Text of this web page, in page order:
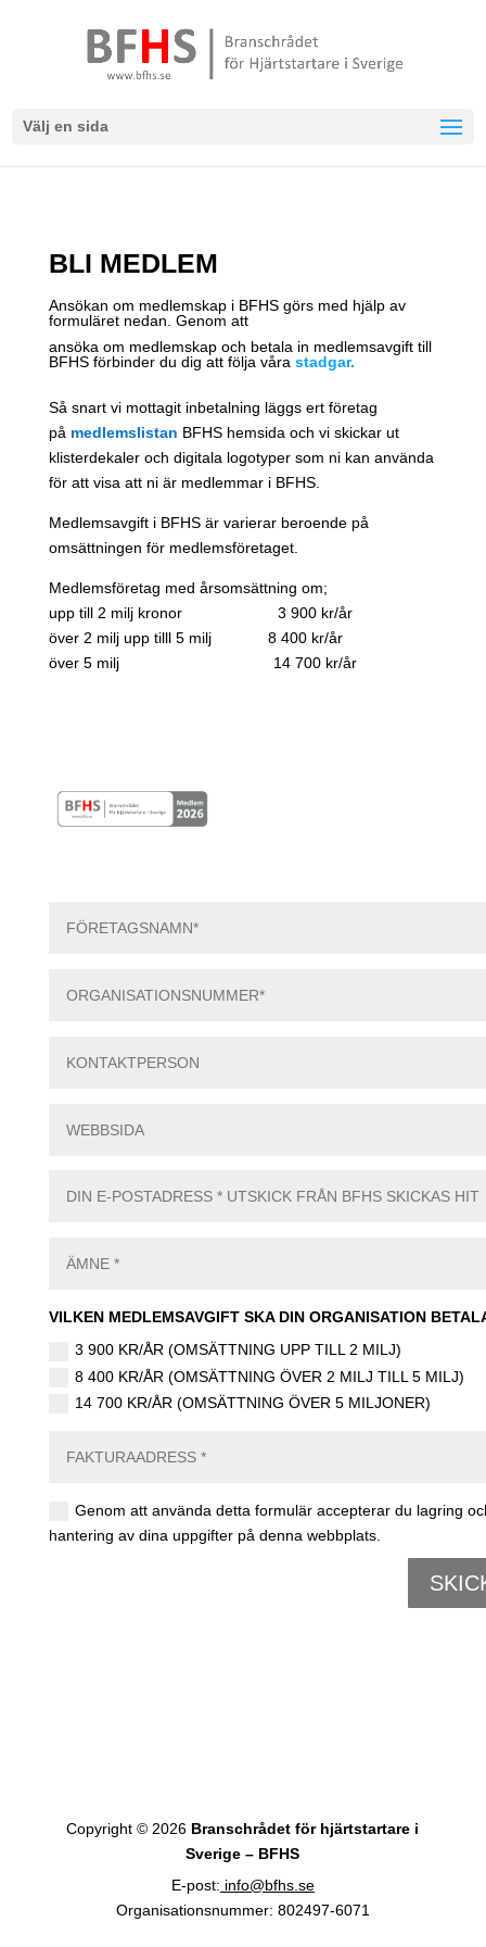
Välj en sida
BLI MEDLEM
Ansökan om medlemskap i BFHS görs med hjälp av
formuläret nedan. Genom att
ansöka om medlemskap och betala in medlemsavgift till
BFHS förbinder du dig att följa våra stadgar.
Så snart vi mottagit inbetalning läggs ert företag
på medlemslistan BFHS hemsida och vi skickar ut
klisterdekaler och digitala logotyper som ni kan använda
för att visa att ni är medlemmar i BFHS.
Medlemsavgift i BFHS är varierar beroende på
omsättningen för medlemsföretaget.
Medlemsföretag med årsomsättning om;
upp till 2 milj kronor 3 900 kr/år
över 2 milj upp tilll 5 milj 8 400 kr/år
över 5 milj 14 700 kr/år
VILKEN MEDLEMSAVGIFT SKA DIN ORGANISATION
3 900 KR/ÅR (OMSÄTTNING UPP TILL 2 MILJ)
8 400 KR/ÅR (OMSÄTTNING ÖVER 2 MILJ TILL 5 MILJ)
14 700 KR/ÅR (OMSÄTTNING ÖVER 5 MILJONER)
Genom att använda detta formulär accepterar du lagring
hantering av dina uppgifter på denna webbplats.
Copyright © 2026 Branschrådet för hjärtstartare i
Sverige – BFHS
E-post: info@bfhs.se
Organisationsnummer: 802497-6071